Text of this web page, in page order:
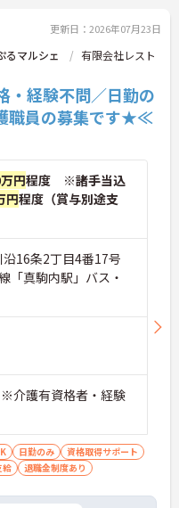
更新日：2026年07月23日
るマルシェ
有限会社レスト
・経験不問／日勤の
職員の募集です★≪
円程度 ※諸手当込
円程度（賞与別途支
16条2丁目4番17号
「真駒内駅」バス・
護有資格者・経験
日勤のみ
資格取得サポート
給 退職金制度あり